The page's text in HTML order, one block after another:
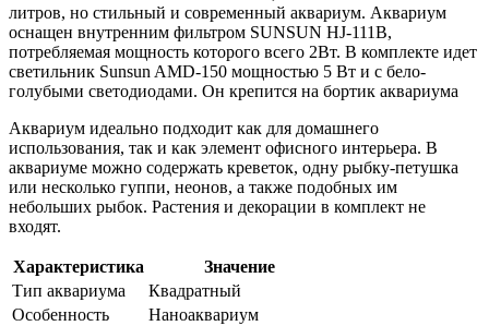
литров, но стильный и современный аквариум. Аквариум
оснащен внутренним фильтром SUNSUN HJ-111B,
потребляемая мощность которого всего 2Вт. В комплекте идет
светильник Sunsun AMD-150 мощностью 5 Вт и с бело-
голубыми светодиодами. Он крепится на бортик аквариума
Аквариум идеально подходит как для домашнего
использования, так и как элемент офисного интерьера. В
аквариуме можно содержать креветок, одну рыбку-петушка
или несколько гуппи, неонов, а также подобных им
небольших рыбок. Растения и декорации в комплект не
входят.
Характеристика
Значение
Тип аквариума
Квадратный
Особенность
Наноаквариум